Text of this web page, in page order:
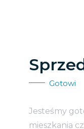
Gotowi
Jesteśmy
mieszkania